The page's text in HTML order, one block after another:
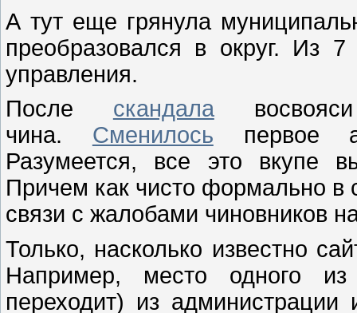
А тут еще грянула
преобразовался в округ. Из
управления.
После скандалавосвояси
чина. Сменилось первое
Разумеется, все это вкупе
Причем как чисто формально в
связи с жалобами чиновников
Только, насколько известно
Например, место одного
переходит) из